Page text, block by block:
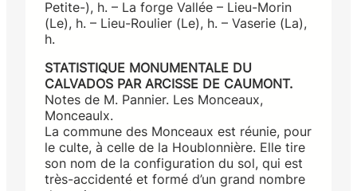
Petite-), h. – La forge Vallée – Lieu-Morin
(Le), h. – Lieu-Roulier (Le), h. – Vaserie (La),
h.
STATISTIQUE MONUMENTALE DU
CALVADOS PAR ARCISSE DE CAUMONT.
Notes de M. Pannier. Les Monceaux,
Monceaulx.
La commune des Monceaux est réunie, pour
le culte, à celle de la Houblonnière. Elle tire
son nom de la configuration du sol, qui est
très-accidenté et formé d’un grand nombre